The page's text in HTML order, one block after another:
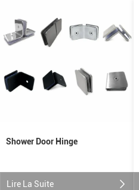
Shower Door Hinge
Lire La Suite